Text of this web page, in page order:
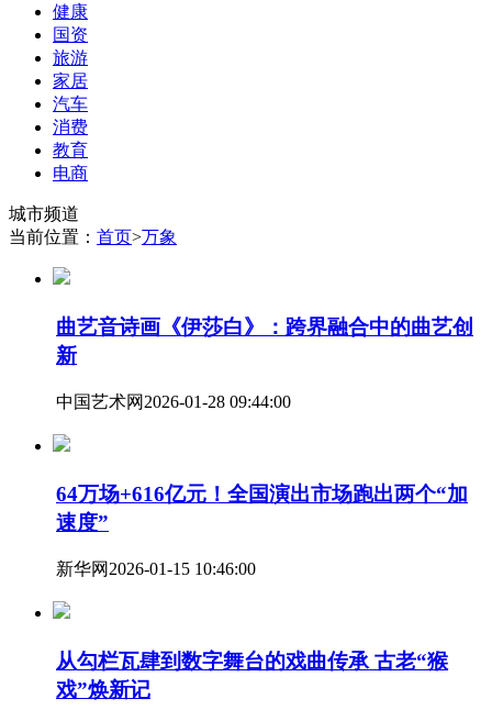
健康
国资
旅游
家居
汽车
消费
教育
电商
城市频道
当前位置： 首页>万象
曲艺音诗画《伊莎白》：跨界融合中的曲艺创
新
中国艺术网 2026-01-28 09:44:00
64万场+616亿元！全国演出市场跑出两个“加
速度”
新华网 2026-01-15 10:46:00
从勾栏瓦肆到数字舞台的戏曲传承 古老“猴
戏”焕新记